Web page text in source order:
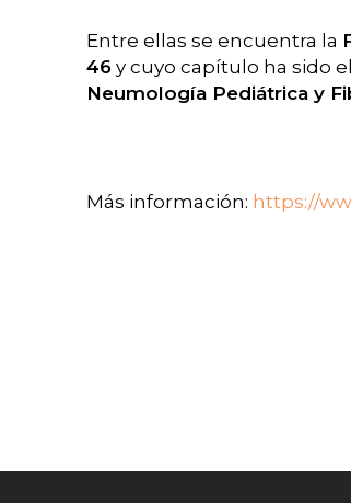
Entre ellas se encuentra la
46 y cuyo capítulo ha sido
Neumología Pediátrica y
Más información: https://